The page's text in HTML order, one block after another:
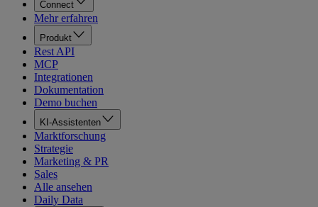
Connect
Mehr erfahren
Produkt
Rest API
MCP
Integrationen
Dokumentation
Demo buchen
KI-Assistenten
Marktforschung
Strategie
Marketing & PR
Sales
Alle ansehen
Daily Data